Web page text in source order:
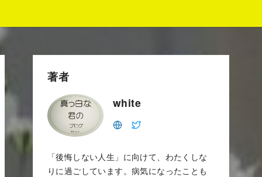
著者
white
「後悔しない人生」に向けて、わたくしな
りに過ごしています。病気になったことも